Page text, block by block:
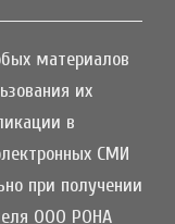
материалов
их
в
СМИ
при получении
ООО РОНА